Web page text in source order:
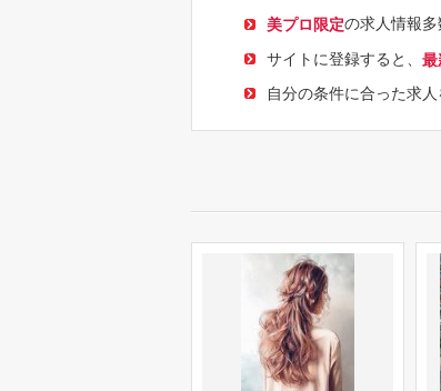
美プロ限定の求人情報
サイトに登録すると、 最
自分の条件に合った求